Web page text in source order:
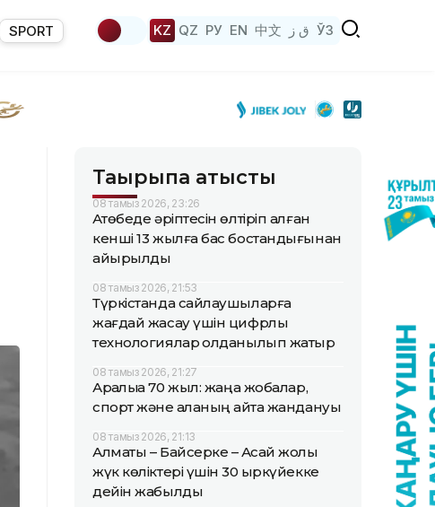
SPORT KZ QZ РУ EN 中文 ق ز ЎЗ
Тақырыпқа қатысты
08 тамыз 2026, 23:26
Ақтөбеде әріптесін өлтіріп алған
кенші 13 жылға бас бостандығынан
айырылды
08 тамыз 2026, 21:53
Түркістанда сайлаушыларға
жағдай жасау үшін цифрлық
технологиялар қолданылып жатыр
08 тамыз 2026, 21:27
Арқалыққа 70 жыл: жаңа жобалар,
спорт және қаланың қайта жандануы
08 тамыз 2026, 21:13
Алматы – Байсерке – Ақсай жолы
жүк көліктері үшін 30 қыркүйекке
дейін жабылды